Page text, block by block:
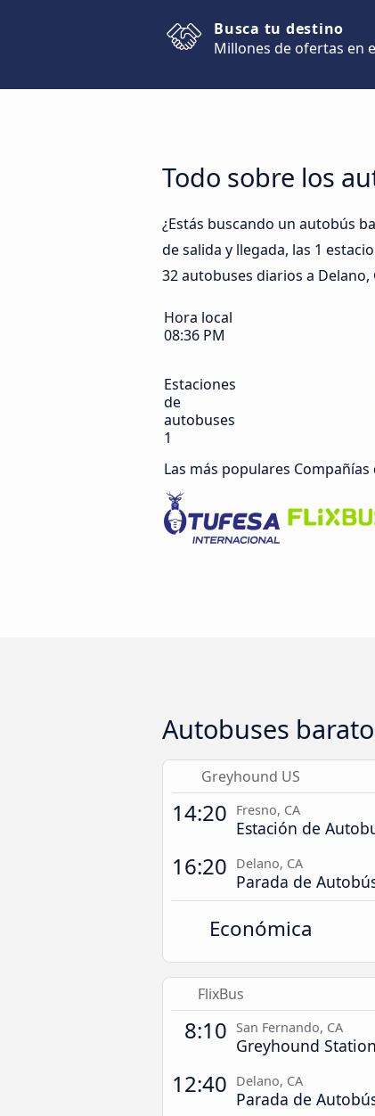
Busca tu destino
Millones de ofertas en
Todo sobre los
¿Estás buscando un autobús
de salida y llegada, las 1
32 autobuses diarios a Delano,
Hora local
08:36 PM
Estaciones
de
autobuses
1
Las más populares
Autobuses
Greyhound US
14:20 Fresno, CA
Estación de
16:20 Delano, CA
Parada de
Económica
FlixBus
8:10 San Fernando, CA
Greyhound Station
12:40 Delano, CA
Parada de